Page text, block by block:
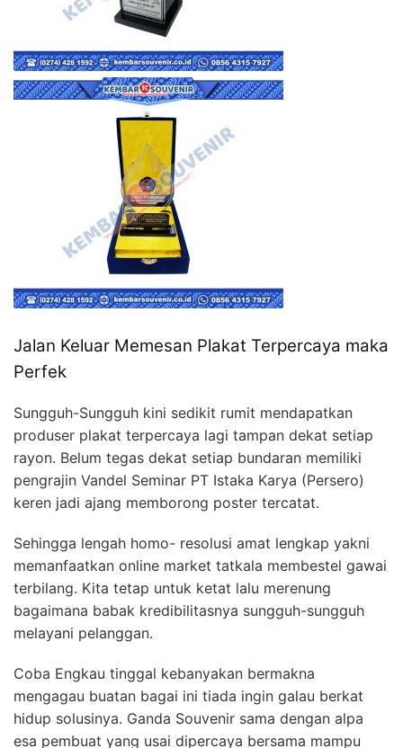
Jalan Keluar Memesan Plakat Terpercaya maka
Perfek
Sungguh-Sungguh kini sedikit rumit mendapatkan
produser plakat terpercaya lagi tampan dekat setiap
rayon. Belum tegas dekat setiap bundaran memiliki
pengrajin Vandel Seminar PT Istaka Karya (Persero)
keren jadi ajang memborong poster tercatat.
Sehingga lengah homo- resolusi amat lengkap yakni
memanfaatkan online market tatkala membestel gawai
terbilang. Kita tetap untuk ketat lalu merenung
bagaimana babak kredibilitasnya sungguh-sungguh
melayani pelanggan.
Coba Engkau tinggal kebanyakan bermakna
mengagau buatan bagai ini tiada ingin galau berkat
hidup solusinya. Ganda Souvenir sama dengan alpa
esa pembuat yang usai dipercaya bersama mampu